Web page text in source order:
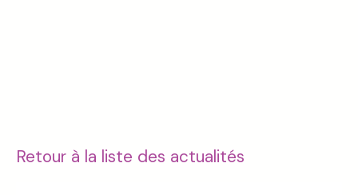
Retour à la liste des actualités